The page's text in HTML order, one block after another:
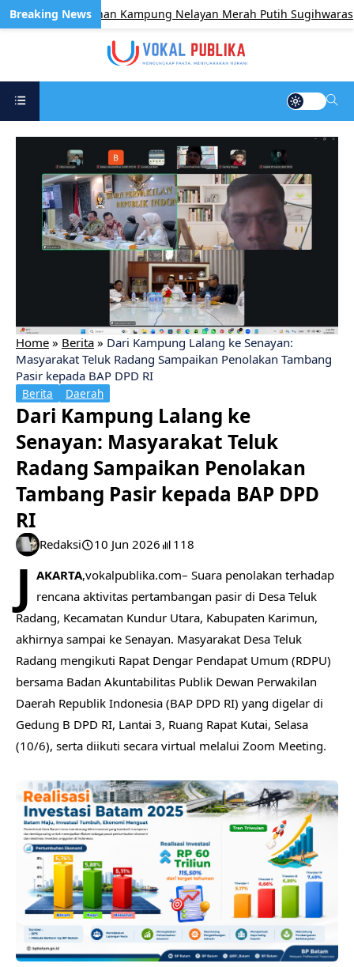
Pembangunan Kampung Nelayan Merah Putih Sugihwaras
Home » Berita » Dari Kampung Lalang ke Senayan:
Masyarakat Teluk Radang Sampaikan Penolakan Tambang
Pasir kepada BAP DPD RI
Berita Daerah
Dari Kampung Lalang ke
Senayan: Masyarakat Teluk
Radang Sampaikan Penolakan
Tambang Pasir kepada BAP DPD
RI
Redaksi 10 Jun 2026 118
J AKARTA,vokalpublika.com– Suara penolakan terhadap
rencana aktivitas pertambangan pasir di Desa Teluk
Radang, Kecamatan Kundur Utara, Kabupaten Karimun,
akhirnya sampai ke Senayan. Masyarakat Desa Teluk
Radang mengikuti Rapat Dengar Pendapat Umum (RDPU)
bersama Badan Akuntabilitas Publik Dewan Perwakilan
Daerah Republik Indonesia (BAP DPD RI) yang digelar di
Gedung B DPD RI, Lantai 3, Ruang Rapat Kutai, Selasa
(10/6), serta diikuti secara virtual melalui Zoom Meeting.